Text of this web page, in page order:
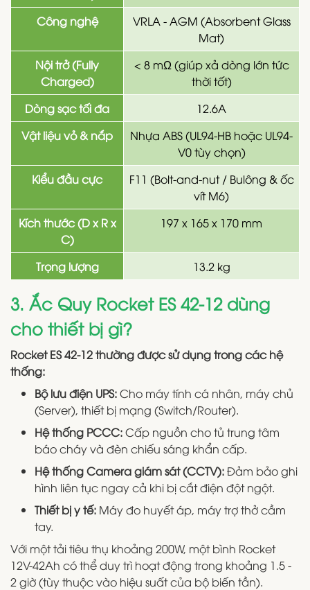
Công nghệ
VRLA - AGM (Absorbent Glass
Mat)
Nội trở (Fully
Charged)
< 8 mΩ (giúp xả dòng lớn tức
thời tốt)
Dòng sạc tối đa
12.6A
Vật liệu vỏ & nắp
Nhựa ABS (UL94-HB hoặc UL94-
V0 tùy chọn)
Kiểu đầu cực
F11 (Bolt-and-nut / Bulông & ốc
vít M6)
Kích thước (D x R x
C)
197 x 165 x 170 mm
Trọng lượng 13.2 kg
3. Ắc Quy Rocket ES 42-12 dùng
cho thiết bị gì?
Rocket ES 42-12 thường được sử dụng trong các hệ
thống:
Bộ lưu điện UPS:Cho máy tính cá nhân, máy chủ
(Server), thiết bị mạng (Switch/Router).
Hệ thống PCCC:Cấp nguồn cho tủ trung tâm
báo cháy và đèn chiếu sáng khẩn cấp.
Hệ thống Camera giám sát (CCTV):Đảm bảo ghi
hình liên tục ngay cả khi bị cắt điện đột ngột.
Thiết bị y tế: Máy đo huyết áp, máy trợ thở cầm
tay.
Với một tải tiêu thụ khoảng 200W, một bình Rocket
12V-42Ah có thể duy trì hoạt động trong khoảng 1.5 -
2 giờ (tùy thuộc vào hiệu suất của bộ biến tần).